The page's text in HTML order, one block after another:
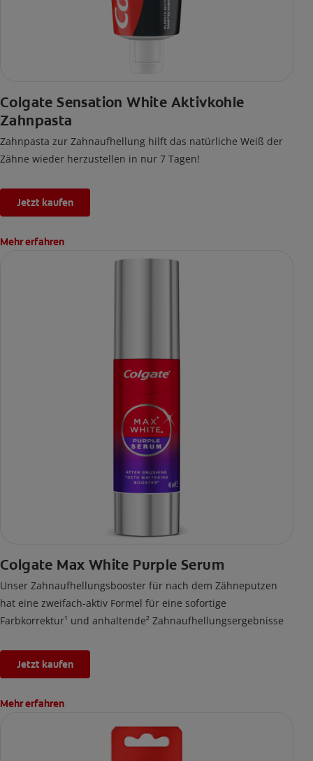
Colgate Sensation White Aktivkohle
Zahnpasta
Zahnpasta zur Zahnaufhellung hilft das natürliche Weiß der
Zähne wieder herzustellen in nur 7 Tagen!
Jetzt kaufen
Mehr erfahren
Colgate Max White Purple Serum
Unser Zahnaufhellungsbooster für nach dem Zähneputzen
hat eine zweifach-aktiv Formel für eine sofortige
Farbkorrektur¹ und anhaltende² Zahnaufhellungsergebnisse
Jetzt kaufen
Mehr erfahren